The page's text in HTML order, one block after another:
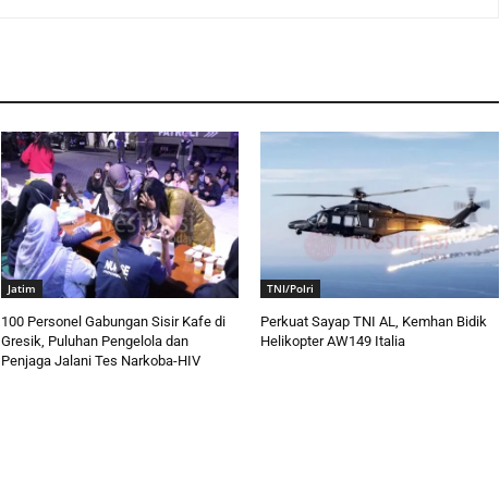
Jatim
100 Personel Gabungan Sisir Kafe di
Gresik, Puluhan Pengelola dan
Penjaga Jalani Tes Narkoba-HIV
TNI/Polri
Perkuat Sayap TNI AL, Kemhan Bidik
Helikopter AW149 Italia